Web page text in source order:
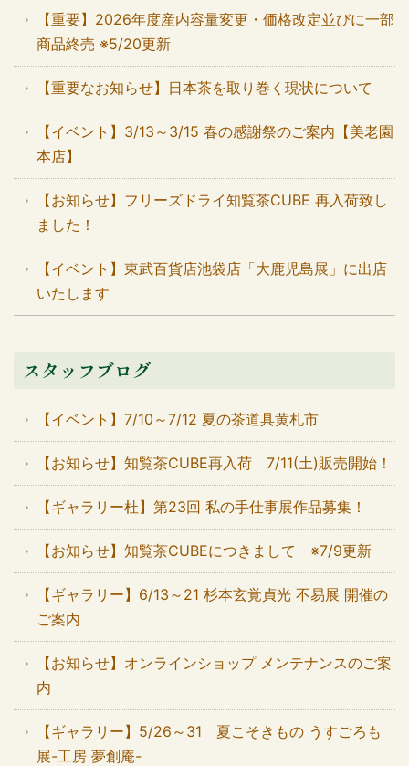
【重要】2026年度産内容量変更・価格改定並びに一部
商品終売 ※5/20更新
【重要なお知らせ】日本茶を取り巻く現状について
【イベント】3/13～3/15 春の感謝祭のご案内【美老園
本店】
【お知らせ】フリーズドライ知覧茶CUBE 再入荷致し
ました！
【イベント】東武百貨店池袋店「大鹿児島展」に出店
いたします
スタッフブログ
【イベント】7/10～7/12 夏の茶道具黄札市
【お知らせ】知覧茶CUBE再入荷 7/11(土)販売開始！
【ギャラリー杜】第23回 私の手仕事展作品募集！
【お知らせ】知覧茶CUBEにつきまして ※7/9更新
【ギャラリー】6/13～21 杉本玄覚貞光 不易展 開催の
ご案内
【お知らせ】オンラインショップ メンテナンスのご案
内
【ギャラリー】5/26～31 夏こそきもの うすごろも
展-工房 夢創庵-